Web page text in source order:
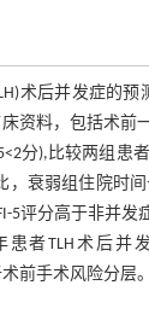
术后并发症的
资料，包括术
分),比较两组
衰弱组住院时
评分高于非并发
TLH术后并
前手术风险分层